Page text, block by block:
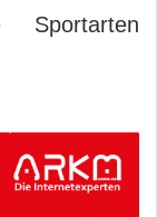
Sportarten